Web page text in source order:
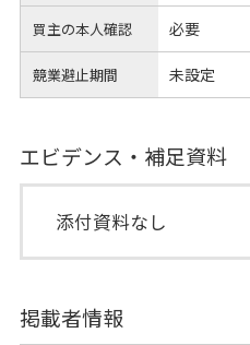
買主の本人確認 必要
競業避止期間 未設定
エビデンス・補足資料
添付資料なし
掲載者情報